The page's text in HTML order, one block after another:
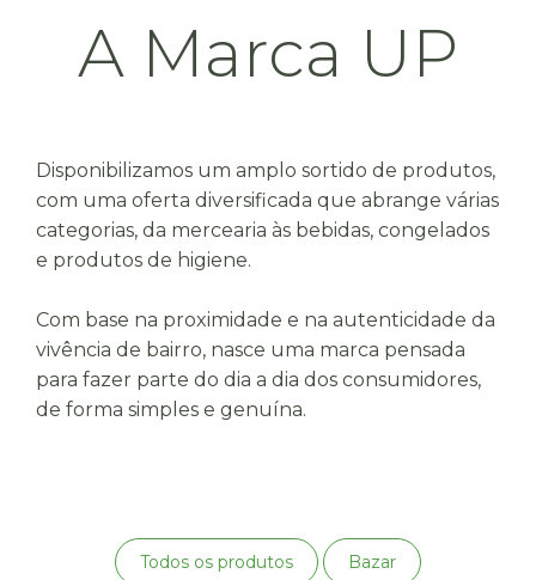
A Marca UP
Disponibilizamos um amplo sortido de produtos,
com uma oferta diversificada que abrange várias
categorias, da mercearia às bebidas, congelados
e produtos de higiene.
Com base na proximidade e na autenticidade da
vivência de bairro, nasce uma marca pensada
para fazer parte do dia a dia dos consumidores,
de forma simples e genuína.
Todos os produtos Bazar